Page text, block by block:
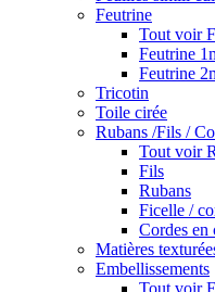
Feutrine
Tout voir
Feutrine
Feutrine
Tricotin
Toile cirée
Rubans /Fils /
Tout voir
Fils
Rubans
Ficelle /
Cordes en
Matières
Embellissements
Tout voir